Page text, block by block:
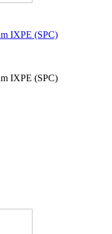
IXPE (SPC)
IXPE (SPC)